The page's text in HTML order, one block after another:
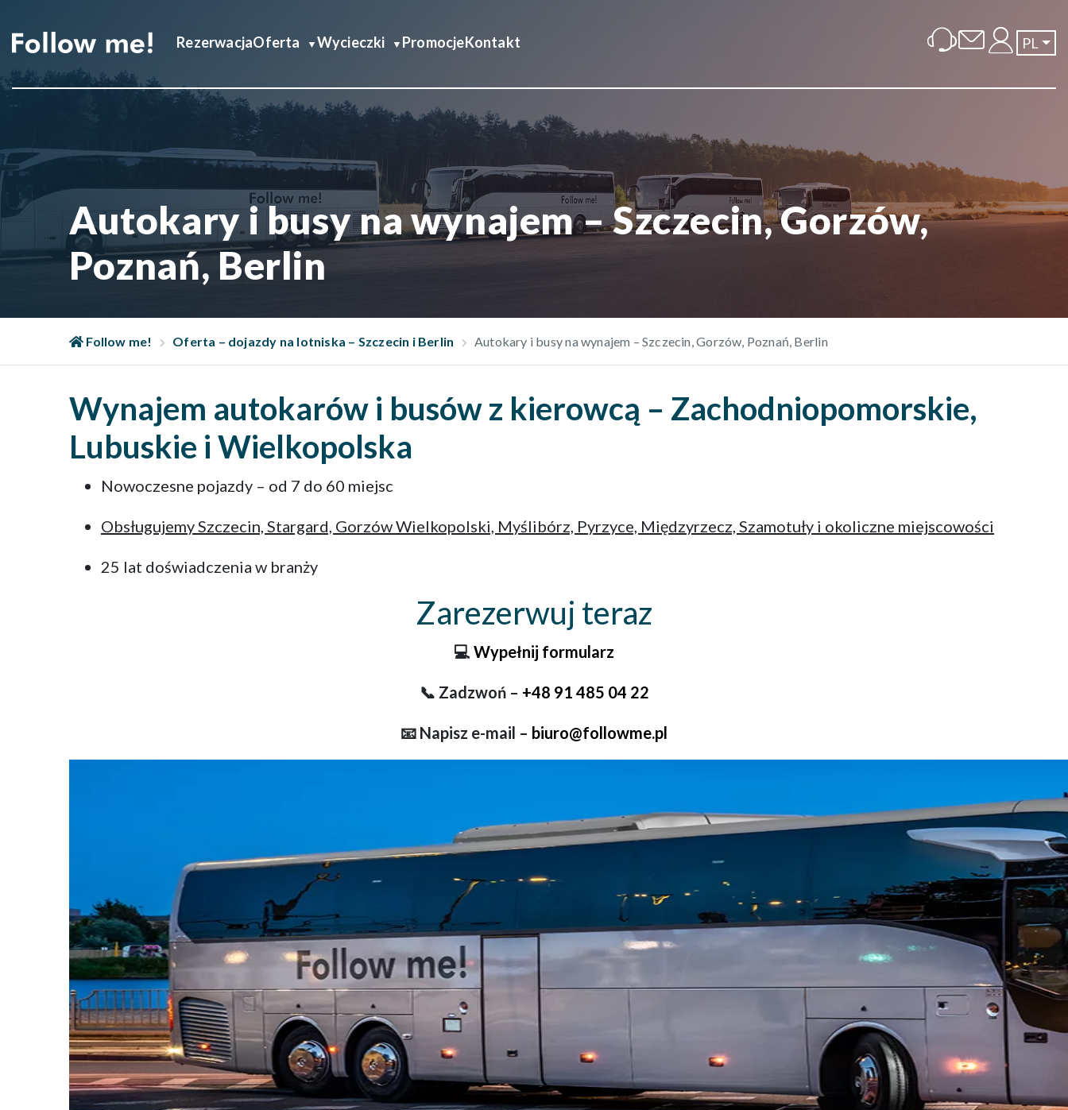
RezerwacjaOferta Wycieczki PromocjeKontakt PL
Autokary i busy na wynajem – Szczecin, Gorzów,
Poznań, Berlin
Follow me! Oferta – dojazdy na lotniska – Szczecin i Berlin Autokary i busy na wynajem – Szczecin, Gorzów, Poznań, Berlin
Wynajem autokarów i busów z kierowcą – Zachodniopomorskie,
Lubuskie i Wielkopolska
Nowoczesne pojazdy – od 7 do 60 miejsc
Obsługujemy Szczecin, Stargard, Gorzów Wielkopolski, Myślibórz, Pyrzyce, Międzyrzecz, Szamotuły i okoliczne miejscowości
25 lat doświadczenia w branży
Zarezerwuj teraz
💻 Wypełnij formularz
📞 Zadzwoń – +48 91 485 04 22
📧 Napisz e-mail – biuro@followme.pl